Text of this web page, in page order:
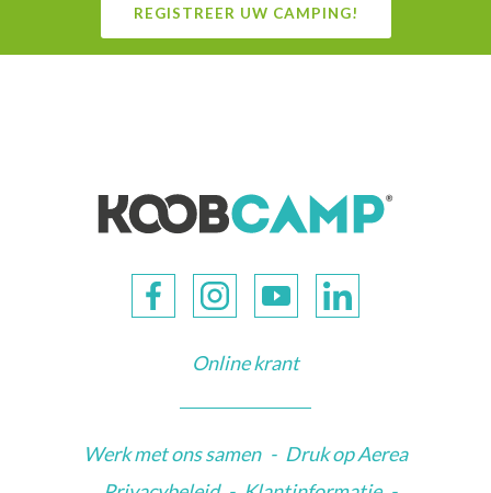
REGISTREER UW CAMPING!
Online krant
Werk met ons samen - Druk op Aerea